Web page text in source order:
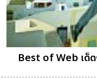
Best of Web เด็